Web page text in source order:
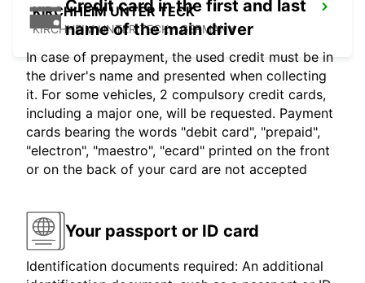
KIRCHHEIM UNTER TECK
KIRCHHEIM UNTER TECK - GERMANY
Credit card in the first and last
name of the main driver
In case of prepayment, the used credit must be in
the driver's name and presented when collecting
it. For some vehicles, 2 compulsory credit cards,
including a major one, will be requested. Payment
cards bearing the words "debit card", "prepaid",
"electron", "maestro", "ecard" printed on the front
or on the back of your card are not accepted
Your passport or ID card
Identification documents required: An additional